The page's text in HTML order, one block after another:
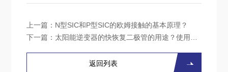
上一篇： N型SIC和P型SIC的欧姆接触的基本原理？
下一篇： 太阳能逆变器的快恢复二极管的用途？使用注意事项？
返回列表